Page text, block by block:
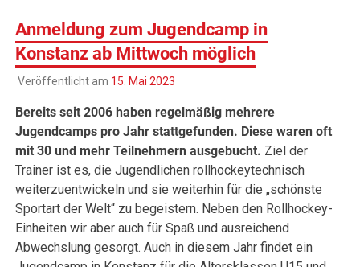
Anmeldung zum Jugendcamp in
Konstanz ab Mittwoch möglich
Veröffentlicht am 15. Mai 2023
Bereits seit 2006 haben regelmäßig mehrere
Jugendcamps pro Jahr stattgefunden. Diese waren oft
mit 30 und mehr Teilnehmern ausgebucht. Ziel der
Trainer ist es, die Jugendlichen rollhockeytechnisch
weiterzuentwickeln und sie weiterhin für die „schönste
Sportart der Welt“ zu begeistern. Neben den Rollhockey-
Einheiten wir aber auch für Spaß und ausreichend
Abwechslung gesorgt. Auch in diesem Jahr findet ein